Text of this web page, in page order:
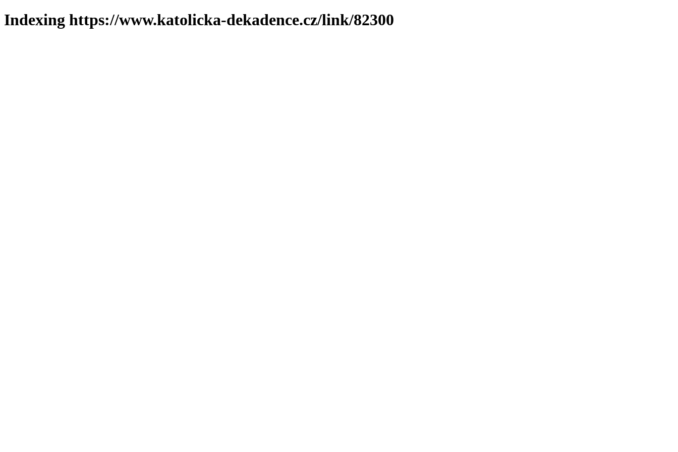
Indexing https://www.katolicka-dekadence.cz/link/82300